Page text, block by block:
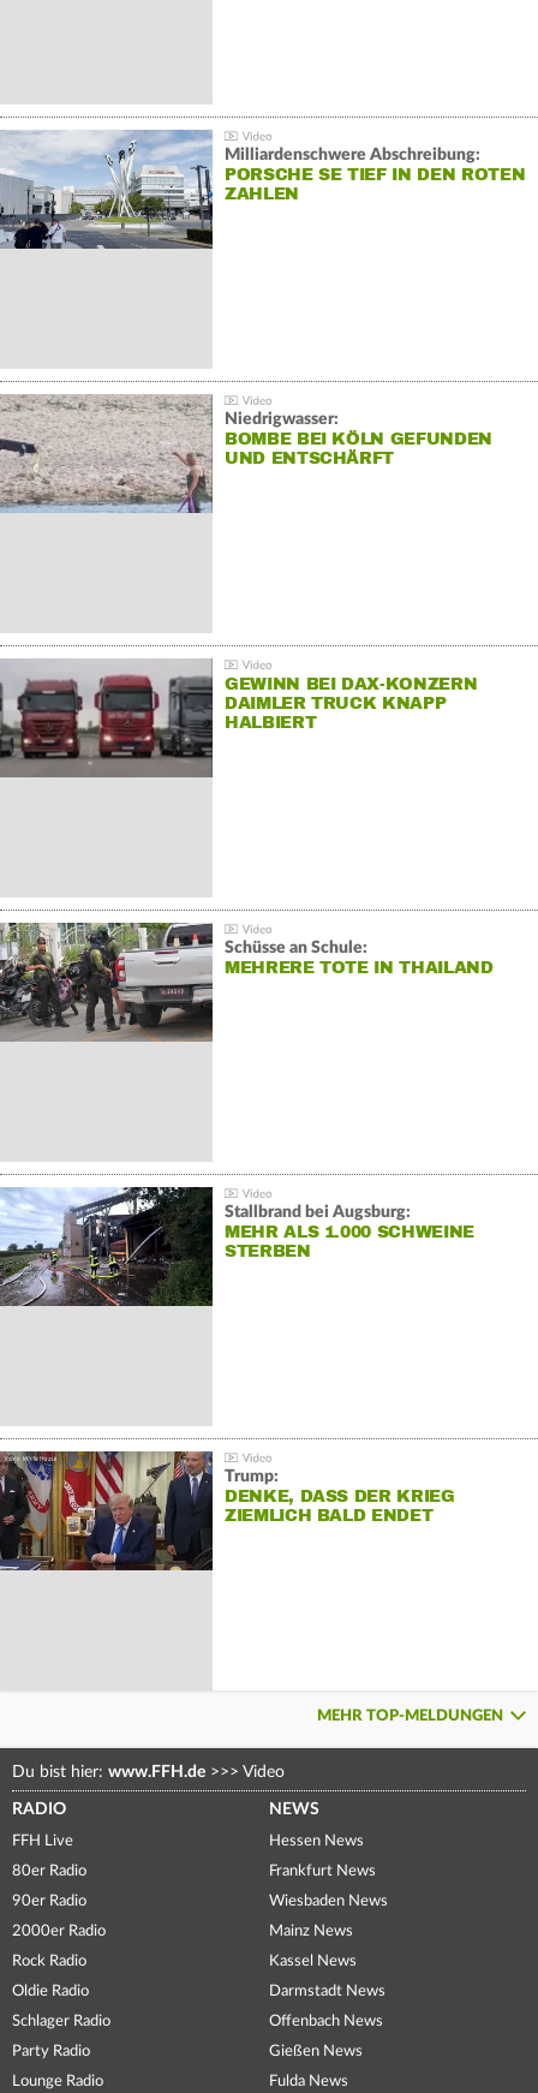
Milliardenschwere Abschreibung:
PORSCHE SE TIEF IN DEN ROTEN
ZAHLEN
Niedrigwasser:
BOMBE BEI KÖLN GEFUNDEN
UND ENTSCHÄRFT
GEWINN BEI DAX-KONZERN
DAIMLER TRUCK KNAPP
HALBIERT
Schüsse an Schule:
MEHRERE TOTE IN THAILAND
Stallbrand bei Augsburg:
MEHR ALS 1.000 SCHWEINE
STERBEN
Trump:
DENKE, DASS DER KRIEG
ZIEMLICH BALD ENDET
MEHR TOP-MELDUNGEN
Du bist hier: www.FFH.de >>> Video
RADIO
FFH Live
80er Radio
90er Radio
2000er Radio
Rock Radio
Oldie Radio
Schlager Radio
Party Radio
Lounge Radio
NEWS
Hessen News
Frankfurt News
Wiesbaden News
Mainz News
Kassel News
Darmstadt News
Offenbach News
Gießen News
Fulda News